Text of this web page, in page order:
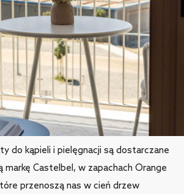
szczegóły
do kąpieli i pielęgnacji są dostarczane
markę Castelbel, w zapachach Orange
przenoszą nas w cień drzew